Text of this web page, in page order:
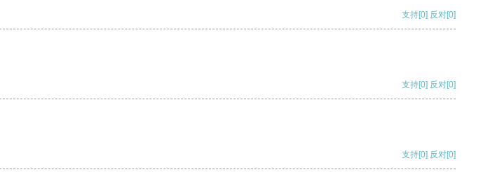
支持[0] 反对[0]
支持[0] 反对[0]
支持[0] 反对[0]